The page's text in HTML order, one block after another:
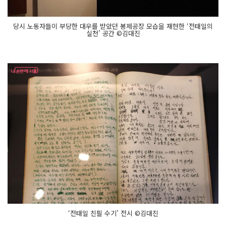
당시 노동자들이 부당한 대우를 받았던 봉제공장 모습을 재현한 ‘전태일의
실천’ 공간 ©김대진
‘전태일 친필 수기’ 전시 ©김대진